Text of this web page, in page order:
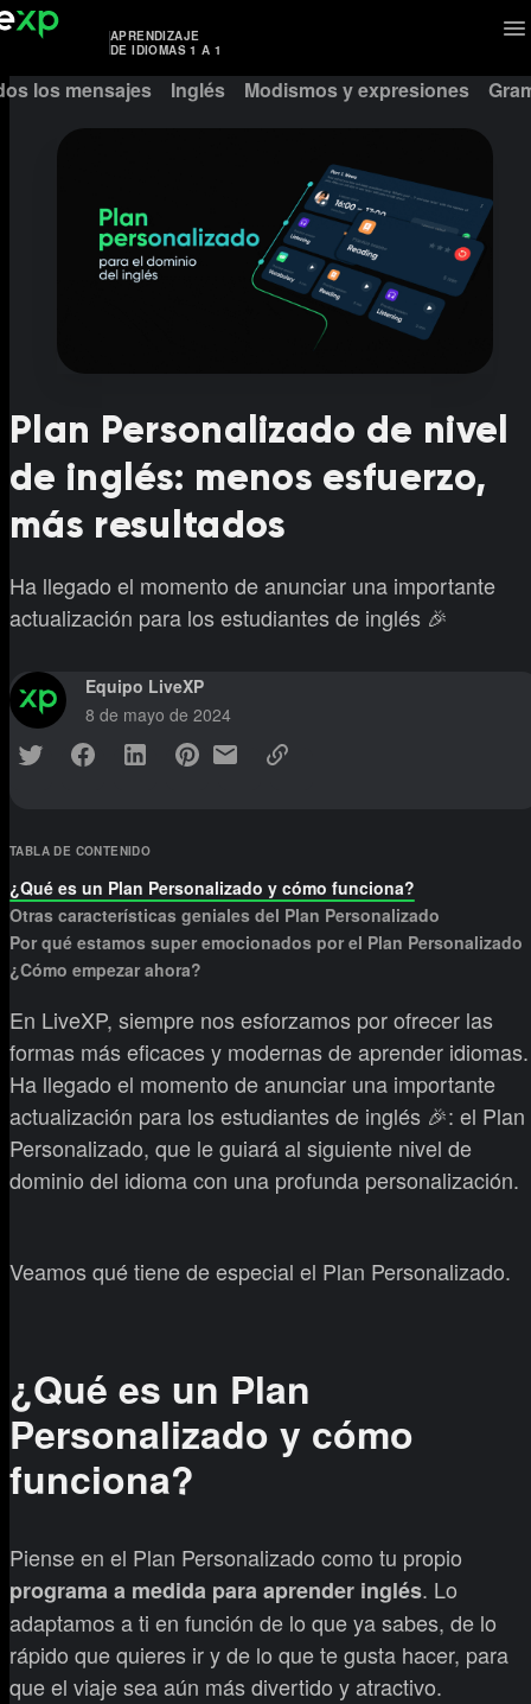
APRENDIZAJE
DE IDIOMAS 1 A 1
los mensajes Inglés Modismos y expresiones
Plan Personalizado de nivel
de inglés: menos esfuerzo,
más resultados
Ha llegado el momento de anunciar una importante
actualización para los estudiantes de inglés 🎉
Equipo LiveXP
8 de mayo de 2024
TABLA DE CONTENIDO
¿Qué es un Plan Personalizado y cómo funciona?
Otras características geniales del Plan Personalizado
Por qué estamos super emocionados por el Plan Personalizado
¿Cómo empezar ahora?
En LiveXP, siempre nos esforzamos por ofrecer las
formas más eficaces y modernas de aprender idiomas.
Ha llegado el momento de anunciar una importante
actualización para los estudiantes de inglés 🎉: el Plan
Personalizado, que le guiará al siguiente nivel de
dominio del idioma con una profunda personalización.
Veamos qué tiene de especial el Plan Personalizado.
¿Qué es un Plan
Personalizado y cómo
funciona?
Piense en el Plan Personalizado como tu propio
programa a medida para aprender inglés. Lo
adaptamos a ti en función de lo que ya sabes, de lo
rápido que quieres ir y de lo que te gusta hacer, para
que el viaje sea aún más divertido y atractivo.